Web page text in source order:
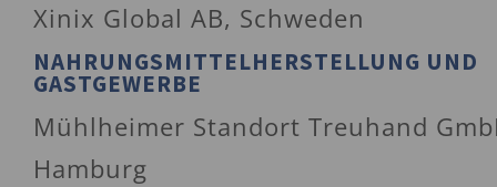
Xinix Global AB, Schweden
NAHRUNGSMITTELHERSTELLUNG UND
GASTGEWERBE
Mühlheimer Standort Treuhand
Hamburg